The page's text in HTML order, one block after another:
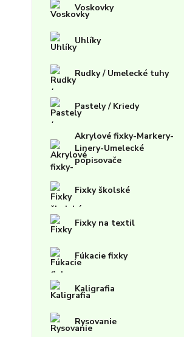
Voskovky
Uhlíky
Rudky / Umelecké tuhy
Pastely / Kriedy
Akrylové fixky-Markery-
Linery-Umelecké
popisovače
Fixky školské
Fixky na textil
Fúkacie fixky
Kaligrafia
Rysovanie